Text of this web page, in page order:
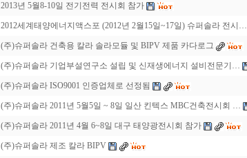
2013년 5월8-10일 전기전력 전시회 참가
2012세계태양에너지액스포 (2012년 2월15일~17일) 슈퍼솔라 전시…
(주)슈퍼솔라 건축용 칼라 솔라모듈 및 BIPV 제품 카다로그
(주)슈퍼솔라 기업부설연구소 설립 및 신재생에너지 설비전문기…
(주)슈퍼솔라 ISO9001 인증업체로 선정됨
(주)슈퍼솔라 2011년 5월5일 ~ 8일 일산 킨텍스 MBC건축전시회 …
(주)슈퍼솔라 2011년 4월 6~8일 대구 태양광전시회 참가
(주)슈퍼솔라 제조 칼라 BIPV